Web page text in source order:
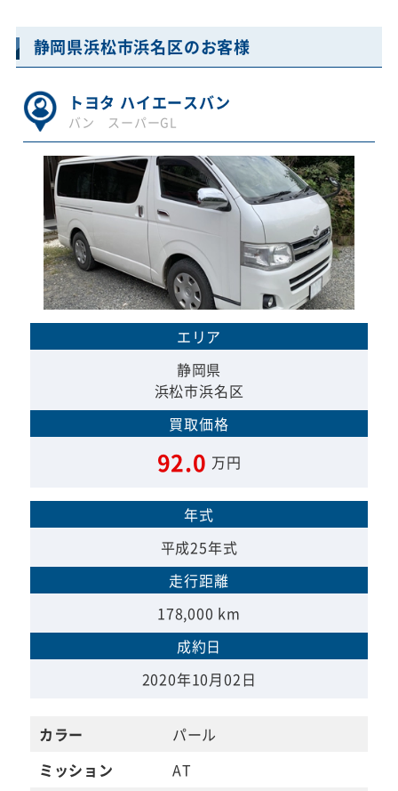
静岡県浜松市浜名区のお客様
トヨタ ハイエースバン
バン スーパーGL
エリア
静岡県
浜松市浜名区
買取価格
92.0 万円
年式
平成25年式
走行距離
178,000 km
成約日
2020年10月02日
カラー
パール
ミッション
AT